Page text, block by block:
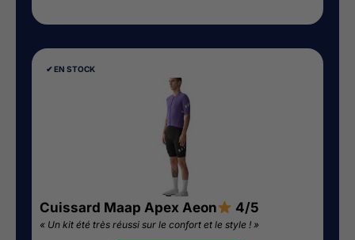
✔︎ EN STOCK
Cuissard Maap Apex Aeon 4/5
« Un kit été très réussi sur le confort et le style ! »